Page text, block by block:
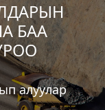
БАА
алуулар